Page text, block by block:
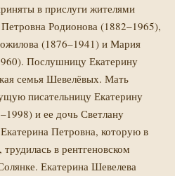
в прислуги жителями
Родионова (1882–1965),
(1876–1941) и Мария
Послушницу Екатерину
семья Шевелёвых. Мать
писательницу Екатерину
и ее дочь Светлану
Петровна, которую в
в рентгеновском
Екатерина Шевелева